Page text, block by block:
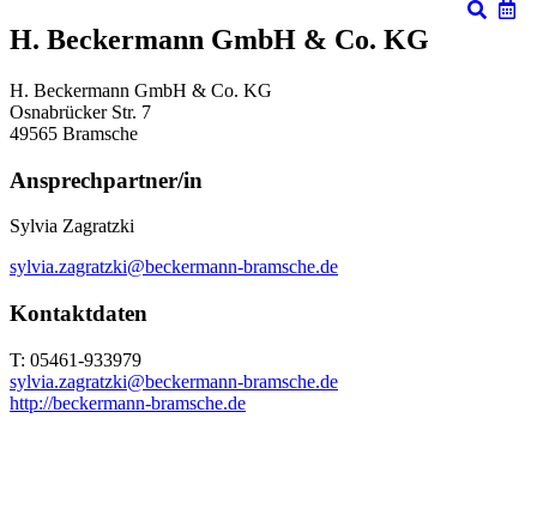
H. Beckermann GmbH & Co. KG
H. Beckermann GmbH & Co. KG
Osnabrücker Str. 7
49565 Bramsche
Ansprechpartner/in
Sylvia Zagratzki
sylvia.zagratzki@beckermann-bramsche.de
Kontaktdaten
T: 05461-933979
sylvia.zagratzki@beckermann-bramsche.de
http://beckermann-bramsche.de